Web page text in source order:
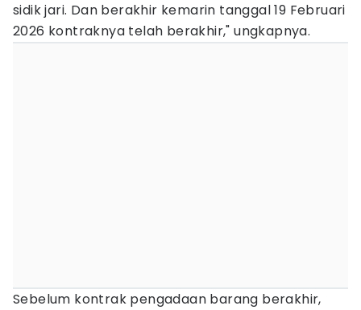
sidik jari. Dan berakhir kemarin tanggal 19 Februari
2026 kontraknya telah berakhir," ungkapnya.
Sebelum kontrak pengadaan barang berakhir,